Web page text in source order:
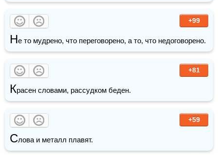
+99
Не то мудрено, что переговорено, а то, что недоговорено.
+81
Красен словами, рассудком беден.
+59
Слова и металл плавят.